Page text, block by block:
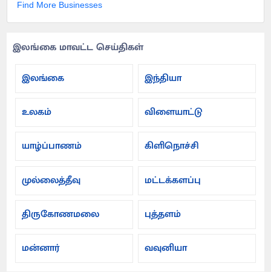
Find More Businesses
இலங்கை மாவட்ட செய்திகள்
இலங்கை
இந்தியா
உலகம் விளையாட்டு
யாழ்ப்பாணம் கிளிநொச்சி
முல்லைத்தீவு மட்டக்களப்பு
திருகோணமலை புத்தளம்
மன்னார் வவுனியா